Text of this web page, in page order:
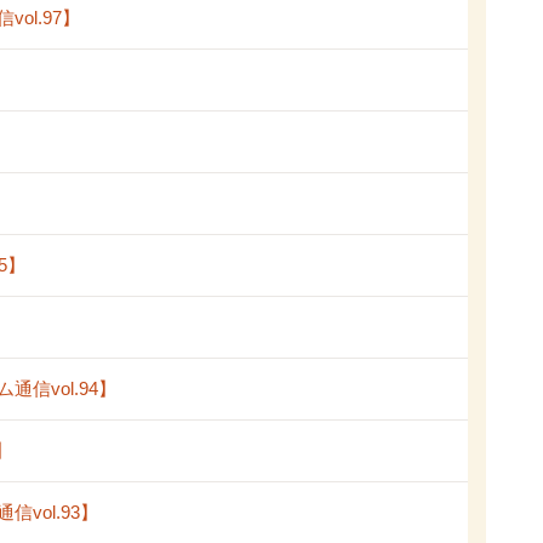
】
信vol.94】
vol.93】